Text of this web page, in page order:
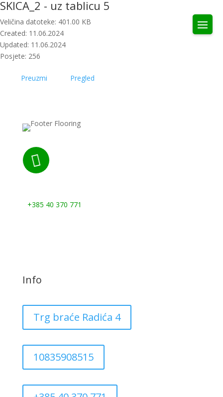
SKICA_2 - uz tablicu 5
Veličina datoteke: 401.00 KB
Created: 11.06.2024
Updated: 11.06.2024
Posjete: 256
Preuzmi Pregled

+385 40 370 771
Info
Trg braće Radića 4
10835908515